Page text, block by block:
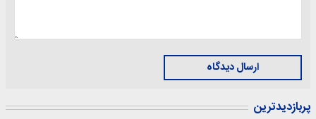
ارسال دیدگاه
پربازدیدترین